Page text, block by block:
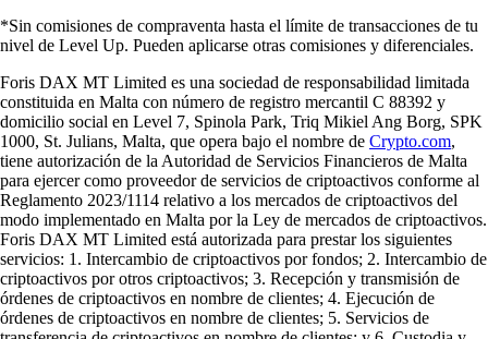
*Sin comisiones de compraventa hasta el límite de transacciones de tu
nivel de Level Up. Pueden aplicarse otras comisiones y diferenciales.
Foris DAX MT Limited es una sociedad de responsabilidad limitada
constituida en Malta con número de registro mercantil C 88392 y
domicilio social en Level 7, Spinola Park, Triq Mikiel Ang Borg, SPK
1000, St. Julians, Malta, que opera bajo el nombre de Crypto.com,
tiene autorización de la Autoridad de Servicios Financieros de Malta
para ejercer como proveedor de servicios de criptoactivos conforme al
Reglamento 2023/1114 relativo a los mercados de criptoactivos del
modo implementado en Malta por la Ley de mercados de criptoactivos.
Foris DAX MT Limited está autorizada para prestar los siguientes
servicios: 1. Intercambio de criptoactivos por fondos; 2. Intercambio de
criptoactivos por otros criptoactivos; 3. Recepción y transmisión de
órdenes de criptoactivos en nombre de clientes; 4. Ejecución de
órdenes de criptoactivos en nombre de clientes; 5. Servicios de